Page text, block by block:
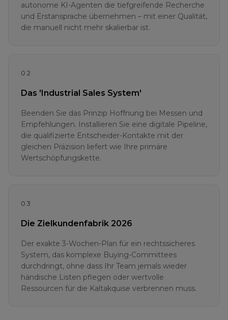
autonome KI-Agenten die tiefgreifende Recherche
und Erstansprache übernehmen – mit einer Qualität,
die manuell nicht mehr skalierbar ist.
02
Das 'Industrial Sales System'
Beenden Sie das Prinzip Hoffnung bei Messen und
Empfehlungen. Installieren Sie eine digitale Pipeline,
die qualifizierte Entscheider-Kontakte mit der
gleichen Präzision liefert wie Ihre primäre
Wertschöpfungskette.
03
Die Zielkundenfabrik 2026
Der exakte 3-Wochen-Plan für ein rechtssicheres
System, das komplexe Buying-Committees
durchdringt, ohne dass Ihr Team jemals wieder
händische Listen pflegen oder wertvolle
Ressourcen für die Kaltakquise verbrennen muss.